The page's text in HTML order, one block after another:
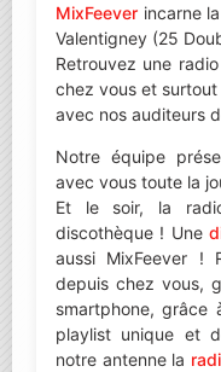
MixFeever incarne
Valentigney (25
Retrouvez une
chez vous et
avec nos auditeurs
Notre équipe
avec vous toute la
Et le soir, la
discothèque ! Une
aussi MixFeever !
depuis chez vous,
smartphone, grâce
playlist unique et
notre antenne la